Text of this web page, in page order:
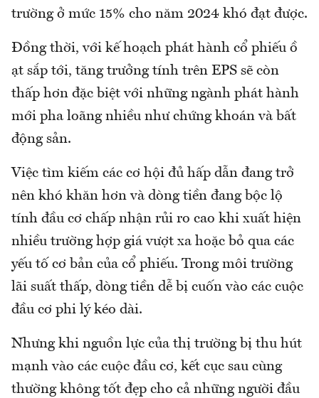
trường ở mức 15% cho năm 2024 khó đạt được.
Đồng thời, với kế hoạch phát hành cổ phiếu ồ
ạt sắp tới, tăng trưởng tính trên EPS sẽ còn
thấp hơn đặc biệt với những ngành phát hành
mới pha loãng nhiều như chứng khoán và bất
động sản.
Việc tìm kiếm các cơ hội đủ hấp dẫn đang trở
nên khó khăn hơn và dòng tiền đang bộc lộ
tính đầu cơ chấp nhận rủi ro cao khi xuất hiện
nhiều trường hợp giá vượt xa hoặc bỏ qua các
yếu tố cơ bản của cổ phiếu. Trong môi trường
lãi suất thấp, dòng tiền dễ bị cuốn vào các cuộc
đầu cơ phi lý kéo dài.
Nhưng khi nguồn lực của thị trường bị thu hút
mạnh vào các cuộc đầu cơ, kết cục sau cùng
thường không tốt đẹp cho cả những người đầu